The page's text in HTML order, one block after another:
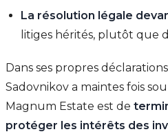
La résolution légale
litiges hérités, plutôt que
Dans ses propres
Sadovnikov a maintes fois
Magnum Estate est de
protéger les intérêts des